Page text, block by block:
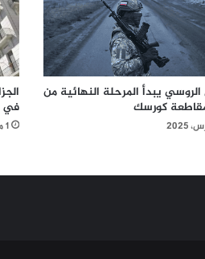
يبدأ المرحلة النهائية من
كورسك
في
1 مايو، 2020